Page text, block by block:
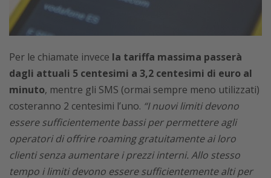
Per le chiamate invece la tariffa massima passerà
dagli attuali 5 centesimi a 3,2 centesimi di euro al
minuto, mentre gli SMS (ormai sempre meno utilizzati)
costeranno 2 centesimi l’uno. “I nuovi limiti devono
essere sufficientemente bassi per permettere agli
operatori di offrire roaming gratuitamente ai loro
clienti senza aumentare i prezzi interni. Allo stesso
tempo i limiti devono essere sufficientemente alti per